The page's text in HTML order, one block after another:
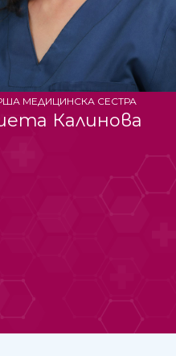
МЕДИЦИНСКА СЕСТРА
Калинова